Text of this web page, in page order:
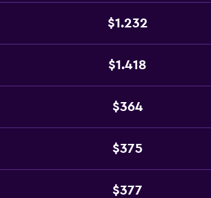
$1.232
$1.418
$364
$375
$377